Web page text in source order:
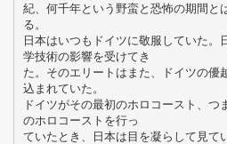
紀、何千年という野蛮と恐怖の期間と
る。
日本はいつもドイツに敬服していた。
学技術の影響を受けてき
た。そのエリートはまた、ドイツの優
込まれていた。
ドイツがその最初のホロコースト、つ
のホロコーストを行っ
ていたとき、日本は目を凝らして見て